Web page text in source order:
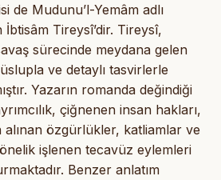
de Mudunu’l-Yemâm adlı
İbtisâm Tireysî’dir. Tireysî,
sürecinde meydana gelen
ve detaylı tasvirlerle
Yazarın romanda değindiği
çiğnenen insan hakları,
alınan özgürlükler, katliamlar ve
işlenen tecavüz eylemleri
Benzer anlatım